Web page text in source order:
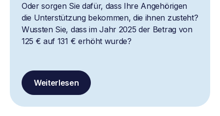
Oder sorgen Sie dafür, dass Ihre Angehörigen
die Unterstützung bekommen, die ihnen zusteht?
Wussten Sie, dass im Jahr 2025 der Betrag von
125 € auf 131 € erhöht wurde?
Weiterlesen